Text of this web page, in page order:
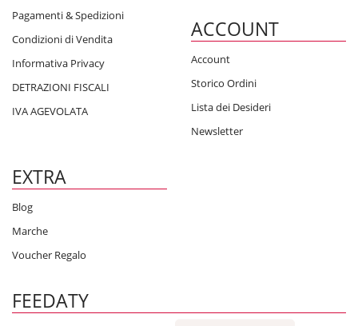
Pagamenti & Spedizioni
Condizioni di Vendita
Informativa Privacy
DETRAZIONI FISCALI
IVA AGEVOLATA
ACCOUNT
Account
Storico Ordini
Lista dei Desideri
Newsletter
EXTRA
Blog
Marche
Voucher Regalo
FEEDATY